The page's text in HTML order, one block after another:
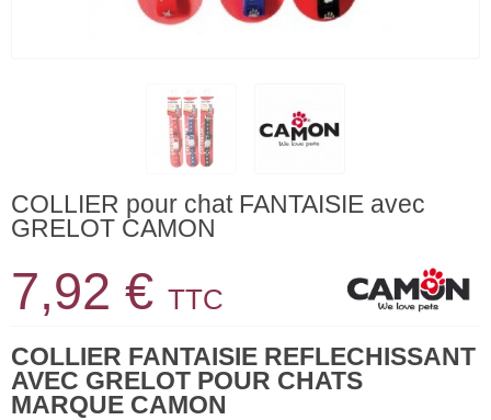
COLLIER pour chat FANTAISIE avec
GRELOT CAMON
7,92 € TTC
COLLIER FANTAISIE REFLECHISSANT
AVEC GRELOT POUR CHATS
MARQUE CAMON